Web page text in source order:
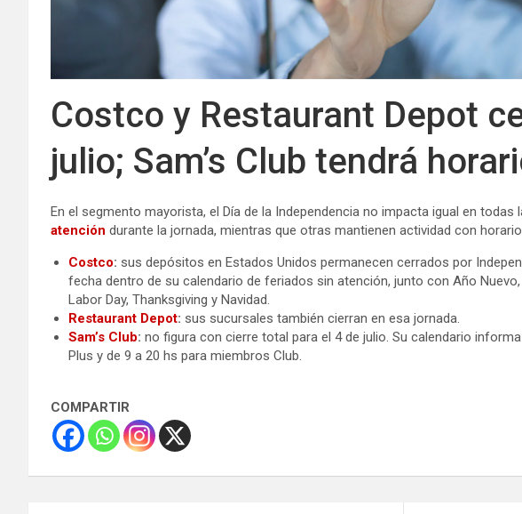
Costco y Restaurant Depot
julio; Sam’s Club tendrá
En el segmento mayorista, el Día de la Independencia no impacta igual en todas
atención durante la jornada, mientras que otras mantienen actividad con
Costco: sus depósitos en Estados Unidos permanecen cerrados por
fecha dentro de su calendario de feriados sin atención, junto con Año Nuevo,
Labor Day, Thanksgiving y Navidad.
Restaurant Depot: sus sucursales también cierran en esa jornada.
Sam’s Club: no figura con cierre total para el 4 de julio. Su calendario
Plus y de 9 a 20 hs para miembros Club.
COMPARTIR